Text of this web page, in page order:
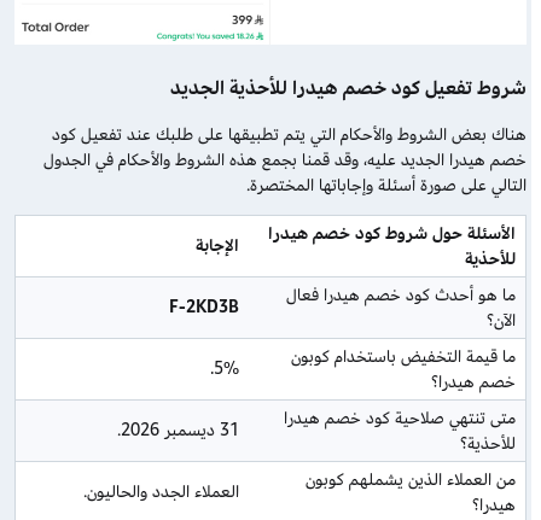
شروط تفعيل كود خصم هيدرا للأحذية الجديد
هناك بعض الشروط والأحكام التي يتم تطبيقها على طلبك عند تفعيل كود
خصم هيدرا الجديد عليه، وقد قمنا بجمع هذه الشروط والأحكام في الجدول
التالي على صورة أسئلة وإجاباتها المختصرة.
الأسئلة حول شروط كود خصم هيدرا
للأحذية
الإجابة
ما هو أحدث كود خصم هيدرا فعال
الآن؟
F-2KD3B
ما قيمة التخفيض باستخدام كوبون
خصم هيدرا؟
5%.
متى تنتهي صلاحية كود خصم هيدرا
للأحذية؟
31 ديسمبر 2026.
من العملاء الذين يشملهم كوبون
هيدرا؟
العملاء الجدد والحاليون.